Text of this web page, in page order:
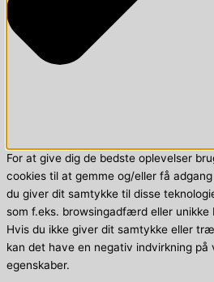
For at give dig de bedste oplevelser
cookies til at gemme og/eller få
du giver dit samtykke til disse
som f.eks. browsingadfærd eller unikke
Hvis du ikke giver dit samtykke eller
kan det have en negativ indvirkning på
egenskaber.